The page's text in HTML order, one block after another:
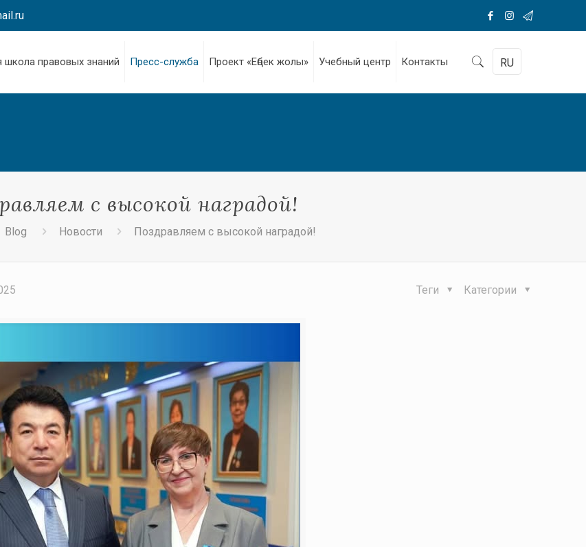
школа правовых знаний Пресс-служба Проект «Еңбек жолы» Учебный центр Контакты RU
с высокой наградой!
Blog Новости Поздравляем с высокой наградой!
Категории
Теги